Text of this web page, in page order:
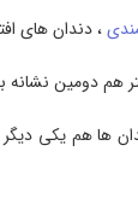
، دندان های
هم دومین
ها هم یکی